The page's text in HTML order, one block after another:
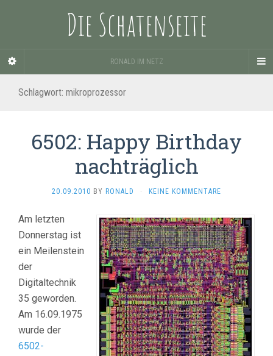
Die Schatenseite
RONALD IM NETZ
Schlagwort: mikroprozessor
6502: Happy Birthday
nachträglich
20.09.2010 BY RONALD · KEINE KOMMENTARE
Am letzten
Donnerstag ist
ein Meilenstein
der
Digitaltechnik
35 geworden.
Am 16.09.1975
wurde der
6502-